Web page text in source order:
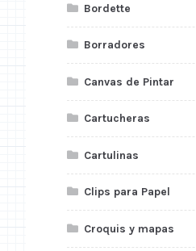
Bordette
Borradores
Canvas de Pintar
Cartucheras
Cartulinas
Clips para Papel
Croquis y mapas